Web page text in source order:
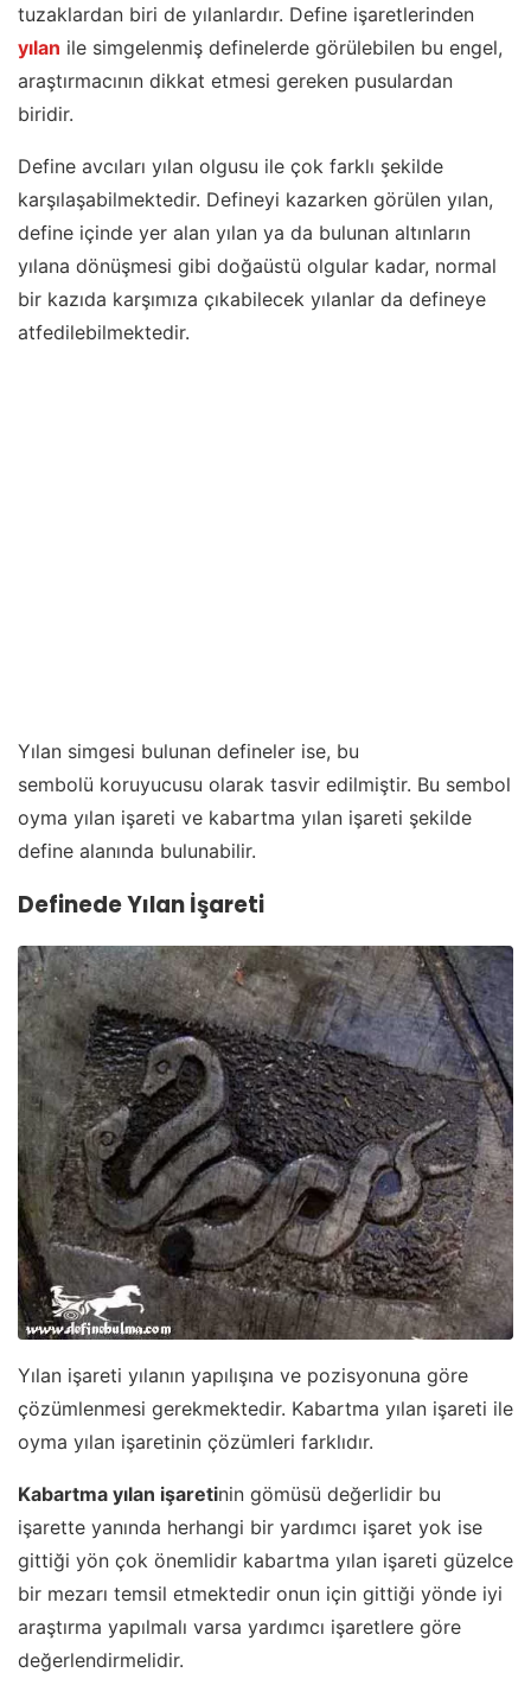
tuzaklardan biri de yılanlardır. Define işaretlerinden
yılan ile simgelenmiş definelerde görülebilen bu engel,
araştırmacının dikkat etmesi gereken pusulardan
biridir.
Define avcıları yılan olgusu ile çok farklı şekilde
karşılaşabilmektedir. Defineyi kazarken görülen yılan,
define içinde yer alan yılan ya da bulunan altınların
yılana dönüşmesi gibi doğaüstü olgular kadar, normal
bir kazıda karşımıza çıkabilecek yılanlar da defineye
atfedilebilmektedir.
Yılan simgesi bulunan defineler ise, bu
sembolü koruyucusu olarak tasvir edilmiştir. Bu sembol
oyma yılan işareti ve kabartma yılan işareti şekilde
define alanında bulunabilir.
Definede Yılan İşareti
Yılan işareti yılanın yapılışına ve pozisyonuna göre
çözümlenmesi gerekmektedir. Kabartma yılan işareti ile
oyma yılan işaretinin çözümleri farklıdır.
Kabartma yılan işaretinin gömüsü değerlidir bu
işarette yanında herhangi bir yardımcı işaret yok ise
gittiği yön çok önemlidir kabartma yılan işareti güzelce
bir mezarı temsil etmektedir onun için gittiği yönde iyi
araştırma yapılmalı varsa yardımcı işaretlere göre
değerlendirmelidir.